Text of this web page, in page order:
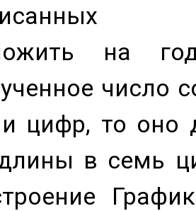
на
число
цифр, то оно
в семь